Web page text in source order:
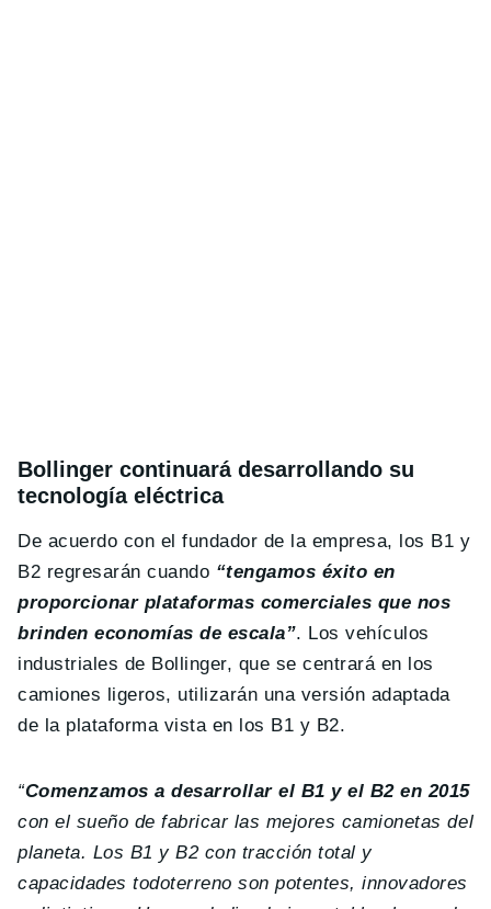
Bollinger continuará desarrollando su
tecnología eléctrica
De acuerdo con el fundador de la empresa, los B1 y
B2 regresarán cuando “tengamos éxito en
proporcionar plataformas comerciales que nos
brinden economías de escala”. Los vehículos
industriales de Bollinger, que se centrará en los
camiones ligeros, utilizarán una versión adaptada
de la plataforma vista en los B1 y B2.
“Comenzamos a desarrollar el B1 y el B2 en 2015
con el sueño de fabricar las mejores camionetas del
planeta. Los B1 y B2 con tracción total y
capacidades todoterreno son potentes, innovadores